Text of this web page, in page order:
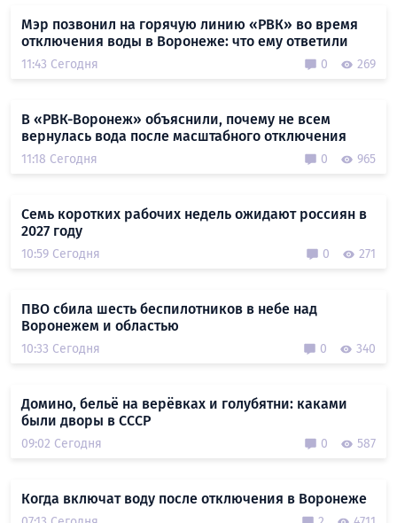
Мэр позвонил на горячую линию «РВК» во время
отключения воды в Воронеже: что ему ответили
11:43 Сегодня 0 269
В «РВК-Воронеж» объяснили, почему не всем
вернулась вода после масштабного отключения
11:18 Сегодня 0 965
Семь коротких рабочих недель ожидают россиян в
2027 году
10:59 Сегодня 0 271
ПВО сбила шесть беспилотников в небе над
Воронежем и областью
10:33 Сегодня 0 340
Домино, бельё на верёвках и голубятни: каками
были дворы в СССР
09:02 Сегодня 0 587
Когда включат воду после отключения в Воронеже